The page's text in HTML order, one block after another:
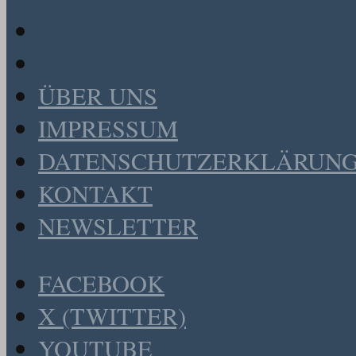
ÜBER UNS
IMPRESSUM
KONTAKT
NEWSLETTER
FACEBOOK
X (TWITTER)
YOUTUBE